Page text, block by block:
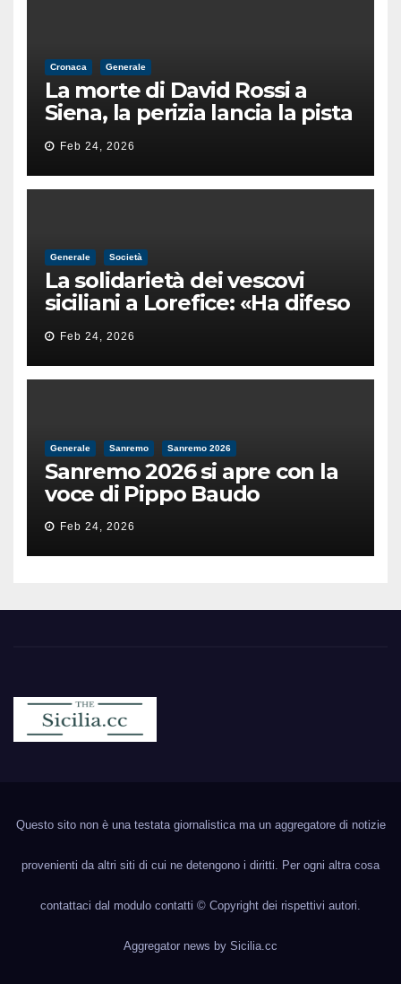
Cronaca Generale
La morte di David Rossi a
Siena, la perizia lancia la pista
di un’intimidazione finita
male
Feb 24, 2026
Generale Società
La solidarietà dei vescovi
siciliani a Lorefice: «Ha difeso
il valore e la dignità
dell’umanità»
Feb 24, 2026
Generale Sanremo Sanremo 2026
Sanremo 2026 si apre con la
voce di Pippo Baudo
Feb 24, 2026
Questo sito non è una testata giornalistica ma un aggregatore di notizie
provenienti da altri siti di cui ne detengono i diritti. Per ogni altra cosa
contattaci dal modulo contatti © Copyright dei rispettivi autori.
Aggregator news by Sicilia.cc